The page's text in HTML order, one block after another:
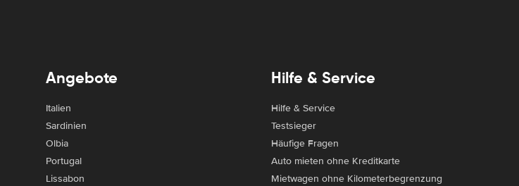
Angebote
Italien
Sardinien
Olbia
Portugal
Lissabon
Hilfe & Service
Hilfe & Service
Testsieger
Häufige Fragen
Auto mieten ohne Kreditkarte
Mietwagen ohne Kilometerbegrenzung